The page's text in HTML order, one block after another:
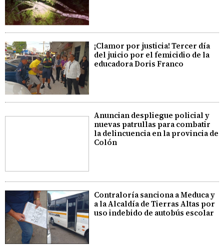
¡Clamor por justicia! Tercer día
del juicio por el femicidio de la
educadora Doris Franco
Anuncian despliegue policial y
nuevas patrullas para combatir
la delincuencia en la provincia de
Colón
Contraloría sanciona a Meduca y
a la Alcaldía de Tierras Altas por
uso indebido de autobús escolar